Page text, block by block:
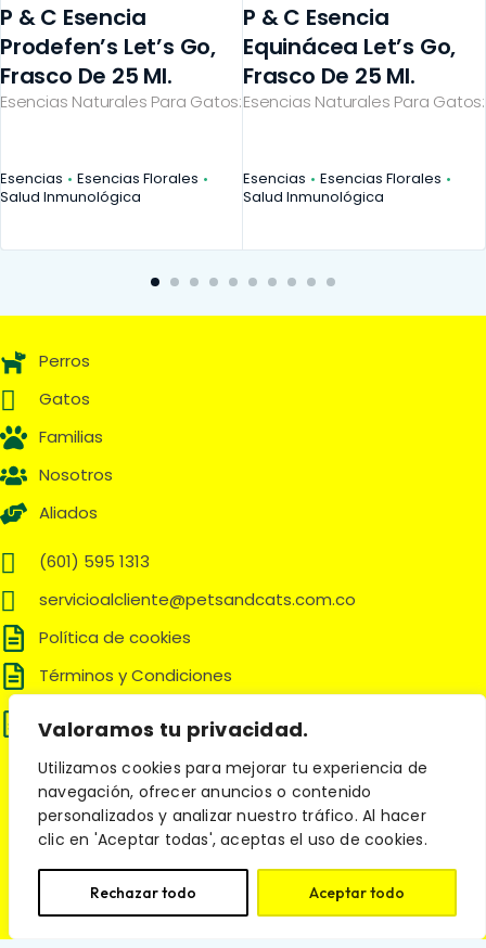
Valoramos tu privacidad.
Utilizamos cookies para mejorar tu experiencia de
navegación, ofrecer anuncios o contenido
personalizados y analizar nuestro tráfico. Al hacer
clic en 'Aceptar todas', aceptas el uso de cookies.
Rechazar todo Aceptar todo
Esencias Naturales Para Gatos:
P & C Esencia
Prodefen’s Let’s Go,
Frasco De 25 Ml.
Esencias
Esencias Florales
Salud Inmunológica
Esencias Naturales Para Gatos:
P & C Esencia
Equinácea Let’s Go,
Frasco De 25 Ml.
Esencias
Esencias Florales
Salud Inmunológica
Perros
Gatos
Familias
Nosotros
Aliados
(601) 595 1313
servicioalcliente@petsandcats.com.co
Política de cookies
Términos y Condiciones
personales
Síguenos en:
© 2025 Pets and Cats. Todos los derechos reservados.